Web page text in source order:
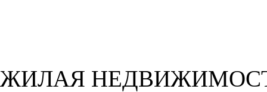
ЖИЛАЯ